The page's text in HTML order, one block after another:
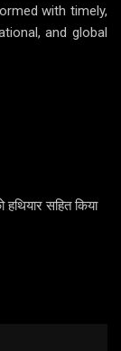
with timely,
and global
सहित किया